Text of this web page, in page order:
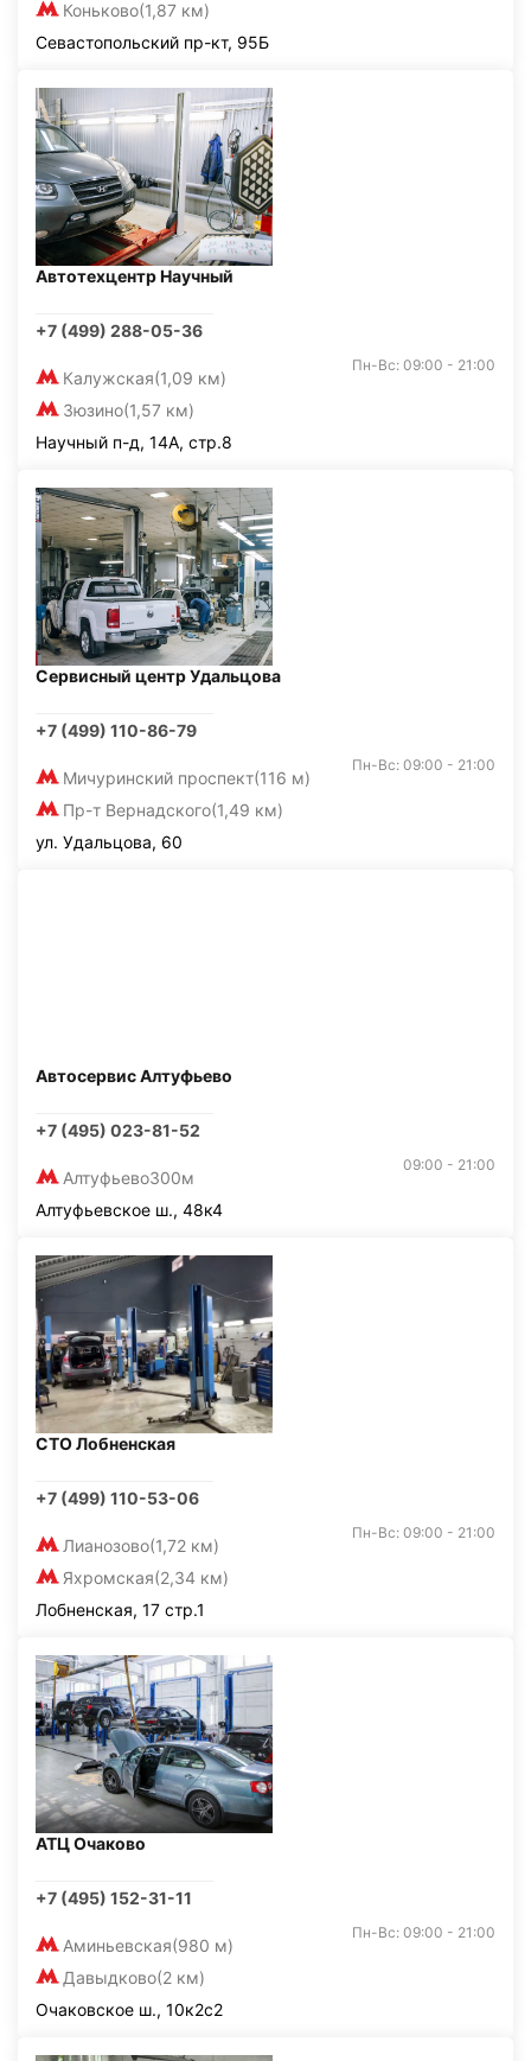
Коньково(1,87 км)
Севастопольский пр-кт, 95Б
Автотехцентр Научный
+7 (499) 288-05-36
Калужская(1,09 км)
Зюзино(1,57 км)
Пн-Вс: 09:00 - 21:00
Научный п-д, 14А, стр.8
Сервисный центр Удальцова
+7 (499) 110-86-79
Мичуринский проспект(116 м)
Пр-т Вернадского(1,49 км)
Пн-Вс: 09:00 - 21:00
ул. Удальцова, 60
Автосервис Алтуфьево
+7 (495) 023-81-52
Алтуфьево300м
09:00 - 21:00
Алтуфьевское ш., 48к4
СТО Лобненская
+7 (499) 110-53-06
Лианозово(1,72 км)
Яхромская(2,34 км)
Пн-Вс: 09:00 - 21:00
Лобненская, 17 стр.1
АТЦ Очаково
+7 (495) 152-31-11
Аминьевская(980 м)
Давыдково(2 км)
Пн-Вс: 09:00 - 21:00
Очаковское ш., 10к2с2